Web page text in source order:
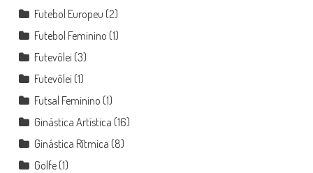
Futebol Europeu (2)
Futebol Feminino (1)
Futevôlei (3)
Futevôlei (1)
Futsal Feminino (1)
Ginástica Artística (16)
Ginástica Rítmica (8)
Golfe(1)